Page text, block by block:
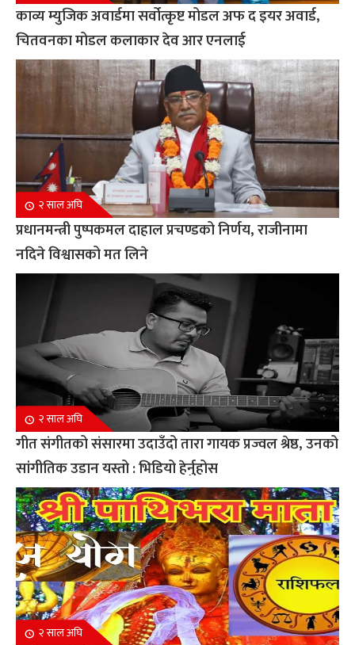
काव्य म्युजिक अवार्डमा सर्वोत्कृष्ट मोडल अफ द इयर अवार्ड,
चितवनका मोडल कलाकार देव आर एनलाई
२ साल अघि
प्रधानमन्त्री पुष्पकमल दाहाल प्रचण्डको निर्णय, राजीनामा
नदिने विश्वासको मत लिने
२ साल अघि
गीत संगीतको संसारमा उदाउँदो तारा गायक प्रज्वल श्रेष्ठ, उनको
सांगीतिक उडान यस्तो : भिडियो हेर्नुहोस
२ साल अघि